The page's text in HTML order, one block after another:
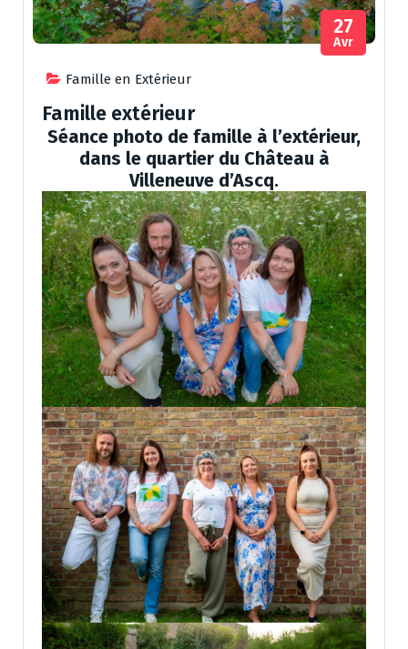
Famille en Extérieur
27
Avr
Famille extérieur
Séance photo de famille à l’extérieur,
dans le quartier du Château à
Villeneuve d’Ascq.